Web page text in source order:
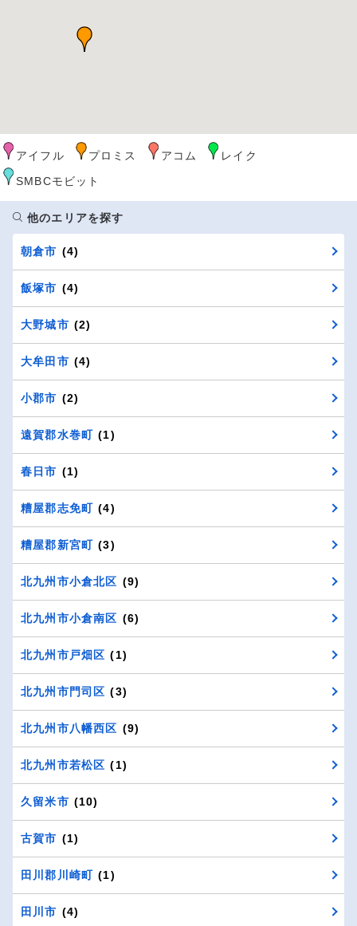
アイフル プロミス アコム
レイク
SMBCモビット
他のエリアを探す
朝倉市 (4)
飯塚市 (4)
大野城市 (2)
大牟田市 (4)
小郡市 (2)
遠賀郡水巻町 (1)
春日市 (1)
糟屋郡志免町 (4)
糟屋郡新宮町 (3)
北九州市小倉北区 (9)
北九州市小倉南区 (6)
北九州市戸畑区 (1)
北九州市門司区 (3)
北九州市八幡西区 (9)
北九州市若松区 (1)
久留米市 (10)
古賀市 (1)
田川郡川崎町 (1)
田川市 (4)